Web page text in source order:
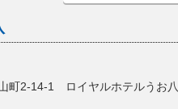
町2-14-1 ロイヤルホテルうお八